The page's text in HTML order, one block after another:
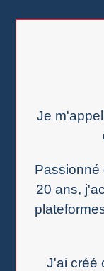
Je
Passionné
20 ans,
J'ai créé